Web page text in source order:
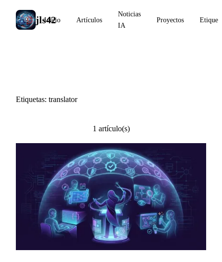
jls42
Inicio Artículos
Noticias
IA
Proyectos
Etiquetas: translator
1 artículo(s)